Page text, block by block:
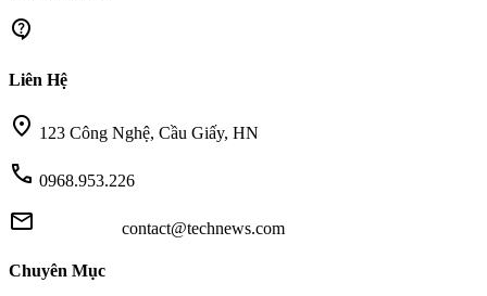
contact_support
Liên Hệ
location_on 123 Công Nghệ, Cầu Giấy, HN
call 0968.953.226
mail contact@technews.com
Chuyên Mục